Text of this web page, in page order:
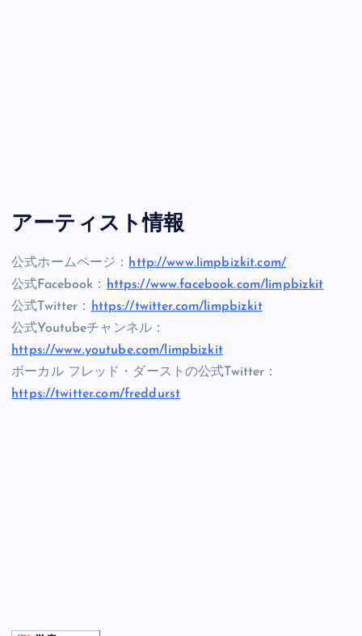
アーティスト情報
公式ホームページ： http://www.limpbizkit.com/
公式Facebook：
https://www.facebook.com/limpbizkit
公式Twitter：
https://twitter.com/limpbizkit
公式Youtubeチャンネル：
https://www.youtube.com/limpbizkit
ボーカル フレッド・ダーストの公式Twitter：
https://twitter.com/freddurst